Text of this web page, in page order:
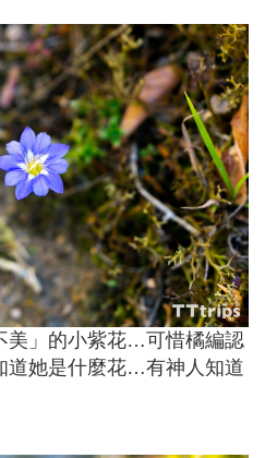
美」的小紫花…可惜橘編認
道她是什麼花…有神人知道